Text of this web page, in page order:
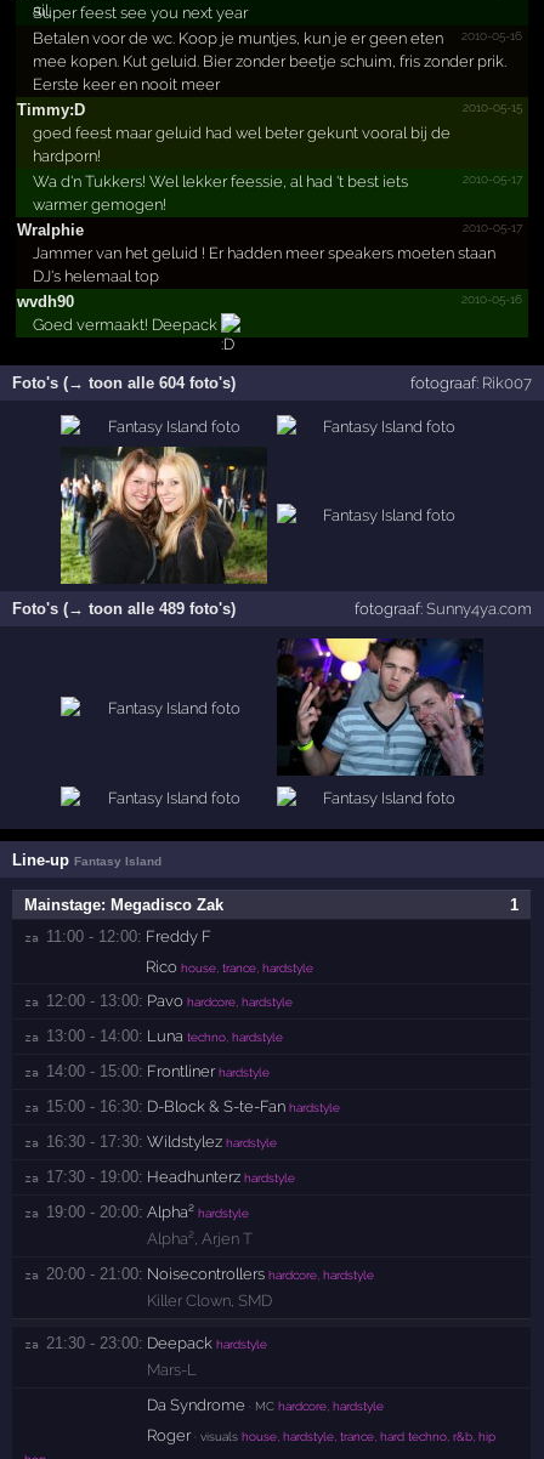
Super feest see you next year
2010-05-16
Betalen voor de wc. Koop je muntjes, kun je er geen eten
mee kopen. Kut geluid. Bier zonder beetje schuim, fris zonder prik.
Eerste keer en nooit meer
Timmy:D
2010-05-15
goed feest maar geluid had wel beter gekunt vooral bij de
hardporn!
2010-05-17
Wa d'n Tukkers! Wel lekker feessie, al had 't best iets
warmer gemogen!
Wralphie
2010-05-17
Jammer van het geluid ! Er hadden meer speakers moeten staan
DJ's helemaal top
wvdh90
2010-05-16
Goed vermaakt! Deepack
Foto's (→ toon alle 604 foto's) fotograaf: Rik007
Foto's (→ toon alle 489 foto's) fotograaf: Sunny4ya.com
Line-upFantasy Island
1
Mainstage: Megadisco Zak
za 11:00 - 12:00: Freddy F
Rico house, trance, hardstyle
za 12:00 - 13:00: Pavo hardcore, hardstyle
za 13:00 - 14:00: Luna techno, hardstyle
za 14:00 - 15:00: Frontliner hardstyle
za 15:00 - 16:30: D-Block & S-te-Fan hardstyle
za 16:30 - 17:30: Wildstylez hardstyle
za 17:30 - 19:00: Headhunterz hardstyle
za 19:00 - 20:00: Alpha² hardstyle
Alpha² Arjen T
za 20:00 - 21:00: Noisecontrollers hardcore, hardstyle
Killer Clown ,SMD
za 21:30 - 23:00: Deepack hardstyle
Mars-L
Da Syndrome · MC hardcore, hardstyle
Roger· visuals house, hardstyle, trance, hard techno, r&b, hip